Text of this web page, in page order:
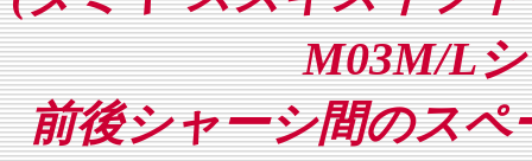
M03M/L
前後シャーシ間のスペ